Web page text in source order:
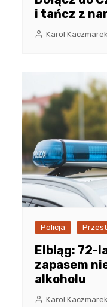
i tańcz z
Karol Kaczmarek
Policja
Elbląg: 72-
zapasem
alkoholu
Karol Kaczmarek